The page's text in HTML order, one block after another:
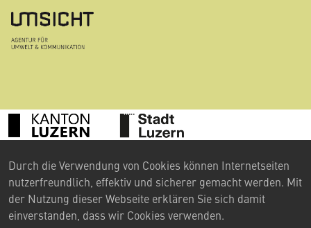
©2024 Umweltberatung Luzern
Kontakt
Impressum
Durch die Verwendung von Cookies können Internetseiten
nutzerfreundlich, effektiv und sicherer gemacht werden. Mit
der Nutzung dieser Webseite erklären Sie sich damit
einverstanden, dass wir Cookies verwenden.